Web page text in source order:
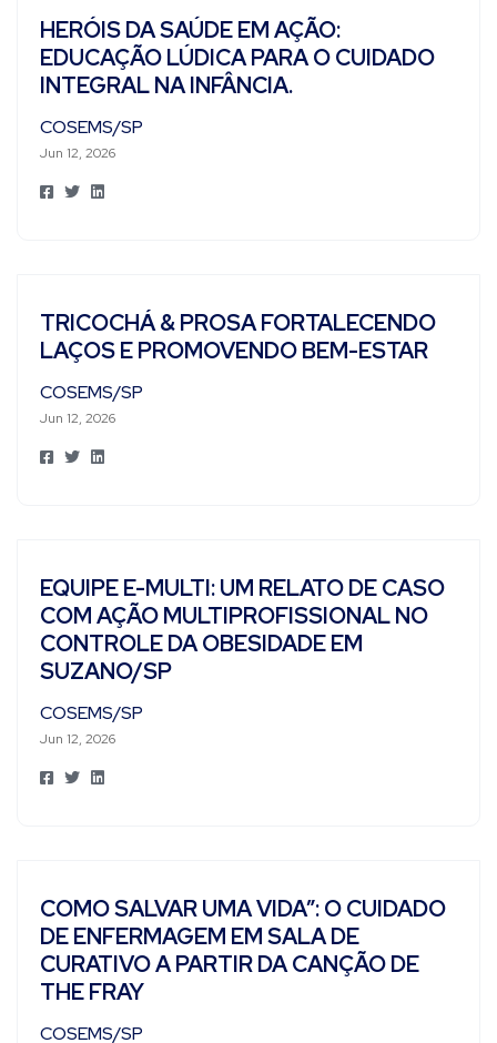
HERÓIS DA SAÚDE EM AÇÃO:
EDUCAÇÃO LÚDICA PARA O CUIDADO
INTEGRAL NA INFÂNCIA.
COSEMS/SP
Jun 12, 2026
TRICOCHÁ & PROSA FORTALECENDO
LAÇOS E PROMOVENDO BEM-ESTAR
COSEMS/SP
Jun 12, 2026
EQUIPE E-MULTI: UM RELATO DE CASO
COM AÇÃO MULTIPROFISSIONAL NO
CONTROLE DA OBESIDADE EM
SUZANO/SP
COSEMS/SP
Jun 12, 2026
COMO SALVAR UMA VIDA”: O CUIDADO
DE ENFERMAGEM EM SALA DE
CURATIVO A PARTIR DA CANÇÃO DE
THE FRAY
COSEMS/SP